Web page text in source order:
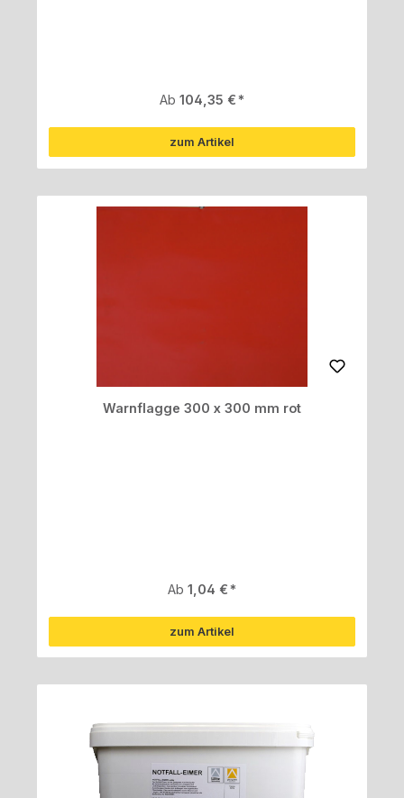
Regulärer Preis:
Ab104,35 €
zum Artikel
Warnflagge 300 x 300 mm rot
Regulärer Preis:
Ab1,04 €
zum Artikel